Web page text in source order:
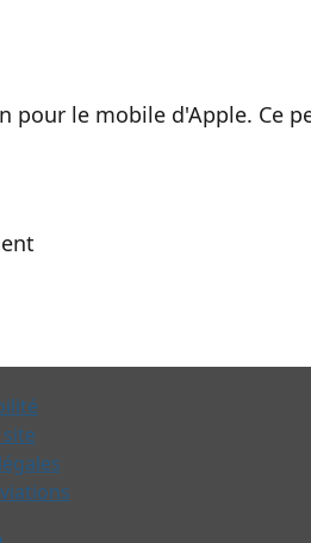
le mobile d'Apple. Ce